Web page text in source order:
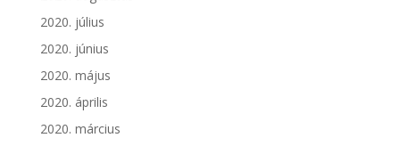
2020. július
2020. június
2020. május
2020. április
2020. március